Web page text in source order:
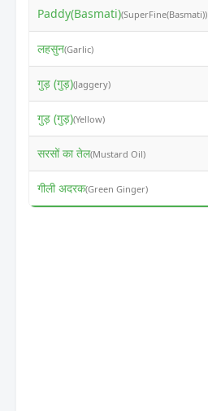
Paddy(Basmati)(SuperFine(Basmati))
लहसुन(Garlic)
गुड़ (गुड़)(Jaggery)
गुड़ (गुड़)(Yellow)
सरसों का तेल(Mustard Oil)
गीली अदरक(Green Ginger)